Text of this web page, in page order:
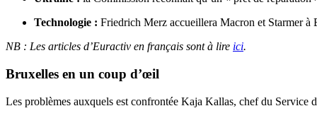
Technologie : Friedrich Merz accueillera Macron et Starmer à
NB : Les articles d’Euractiv en français sont à lire ici.
Bruxelles en un coup d’œil
Les problèmes auxquels est confrontée Kaja Kallas, chef du Service